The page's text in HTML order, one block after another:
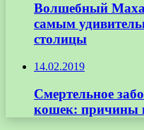
Волшебный
самым
столицы
14.02.2019
Смертельное
кошек: причины